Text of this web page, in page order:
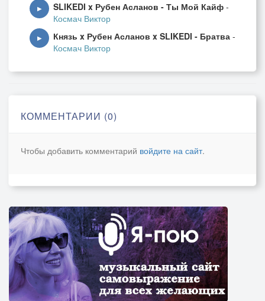
▶ SLIKEDI x Рубен Асланов - Ты Мой Кайф -
Космач Виктор
▶ Князь x Рубен Асланов x SLIKEDI - Братва -
Космач Виктор
КОММЕНТАРИИ (0)
Чтобы добавить комментарий войдите на сайт.